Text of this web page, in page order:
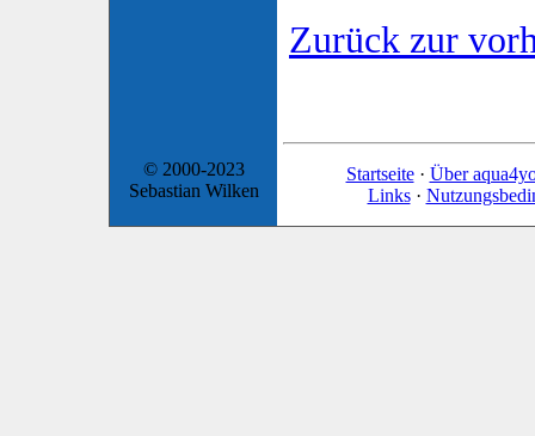
Zurück zur
© 2000-2023
Sebastian Wilken
Startseite· Über
Links·